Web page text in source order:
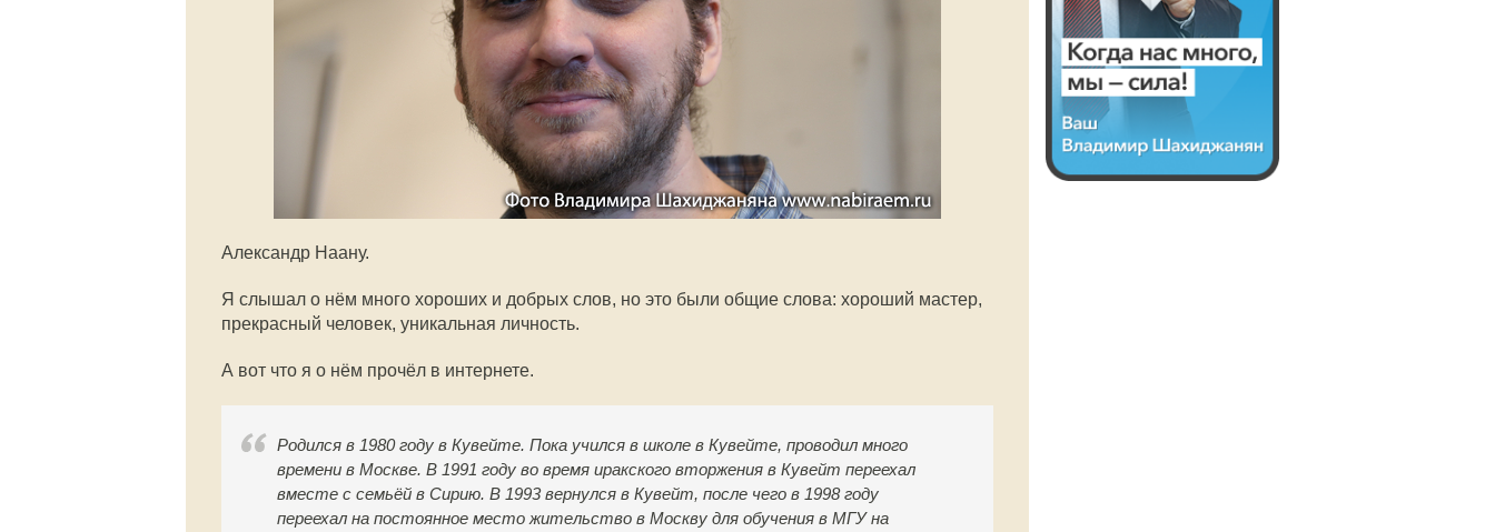
Александр Наану.
Я слышал о нём много хороших и добрых слов, но это были общие слова: хороший мастер,
прекрасный человек, уникальная личность.
А вот что я о нём прочёл в интернете.
Родился в 1980 году в Кувейте. Пока учился в школе в Кувейте, проводил много
времени в Москве. В 1991 году во время иракского вторжения в Кувейт переехал
вместе с семьёй в Сирию. В 1993 вернулся в Кувейт, после чего в 1998 году
переехал на постоянное место жительство в Москву для обучения в МГУ на